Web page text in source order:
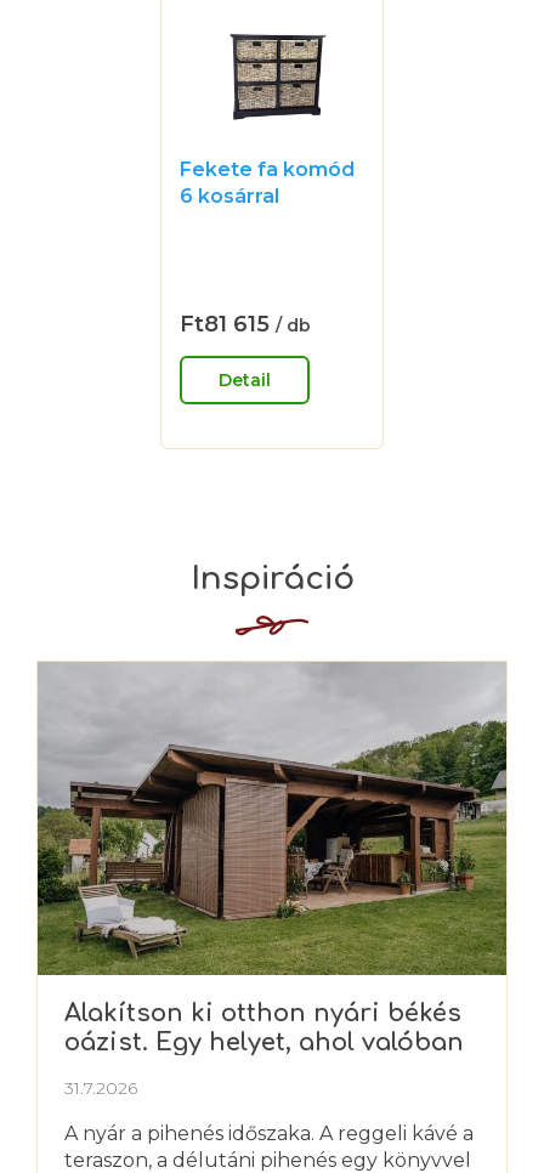
Fekete fa komód
6 kosárral
értékelése
ből
Ft81 615/ db
Detail
Alakítson ki otthon nyári békés
oázist. Egy helyet, ahol valóban
31.7.2026
A nyár a pihenés időszaka. A reggeli kávé a
teraszon, a délutáni pihenés egy könyvvel